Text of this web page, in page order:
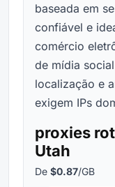
baseada em
confiável e
comércio
de mídia
localização e
exigem IPs
proxies
Utah
De $0.87/GB